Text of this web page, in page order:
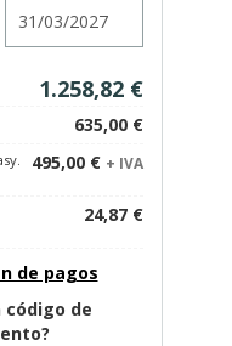
1.258,82 €
635,00 €
495,00 € + IVA
24,87 €
de pagos
código de